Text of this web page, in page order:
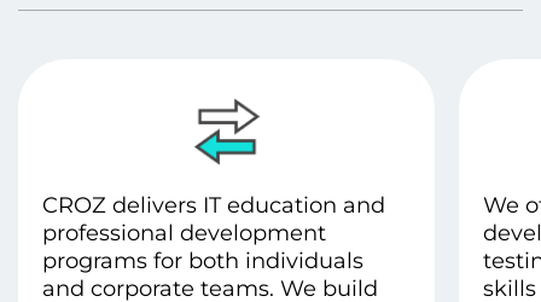
CROZ delivers IT education and
professional development
programs for both individuals
and corporate teams. We build
We
skills